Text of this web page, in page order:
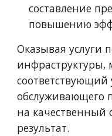
составление
повышению
Оказывая услуги
инфраструктуры,
обслуживающего
на качественный
результат.